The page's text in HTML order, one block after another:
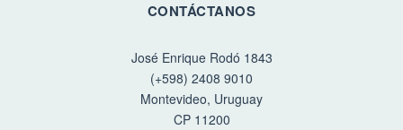
CONTÁCTANOS
José Enrique Rodó 1843
(+598) 2408 9010
Montevideo, Uruguay
CP 11200